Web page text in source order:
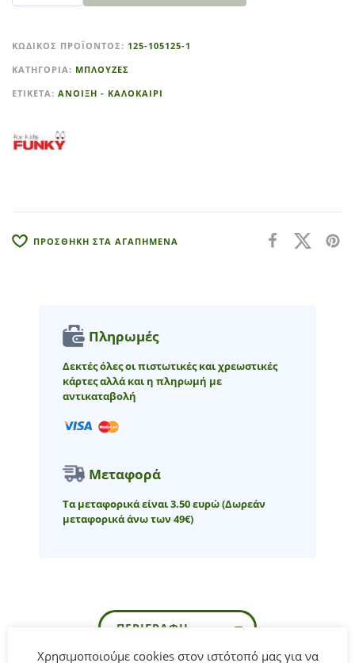
t
e
r
t
ΚΩΔΙΚΌΣ ΠΡΟΪΌΝΤΟΣ: 125-105125-1
ΚΑΤΗΓΟΡΊΑ: ΜΠΛΟΥΖΕΣ
ΕΤΙΚΈΤΑ: ΑΝΟΙΞΗ - ΚΑΛΟΚΑΙΡΙ
ΠΡΟΣΘΗΚΗ ΣΤΑ ΑΓΑΠΗΜΕΝΑ
Πληρωμές
Δεκτές όλες οι πιστωτικές και χρεωστικές
κάρτες αλλά και η πληρωμή με
αντικαταβολή
Μεταφορά
Τα μεταφορικά είναι 3.50 ευρώ(Δωρεάν
μεταφορικά άνω των 49€)
ΠΕΡΙΓΡΑΦΉ
Χρησιμοποιούμε cookies στον ιστότοπό μας για να